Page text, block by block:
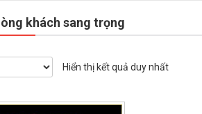
khách sang trọng
Hiển thị kết quả duy nhất